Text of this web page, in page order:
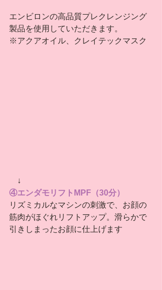
エンビロンの高品質プレクレンジング
製品を使用していただきます。
※アクアオイル、クレイテックマスク
↓
④エンダモリフトMPF（30分）
リズミカルなマシンの刺激で、お顔の
筋肉がほぐれリフトアップ。滑らかで
引きしまったお顔に仕上げます